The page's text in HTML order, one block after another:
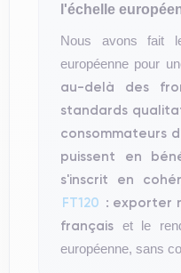
l'échelle
Nous avons fait
européenne pour
au-delà des
standards
consommateurs
puissent en
s'inscrit en
FT120 : exporter
français et le
européenne, sans